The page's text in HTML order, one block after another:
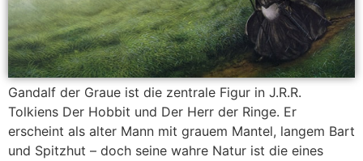
Gandalf der Graue ist die zentrale Figur in J.R.R.
Tolkiens Der Hobbit und Der Herr der Ringe. Er
erscheint als alter Mann mit grauem Mantel, langem Bart
und Spitzhut – doch seine wahre Natur ist die eines